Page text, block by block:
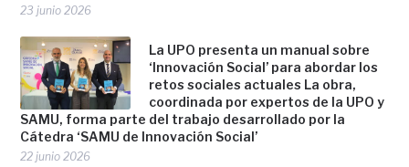
23 junio 2026
La UPO presenta un manual sobre
‘Innovación Social’ para abordar los
retos sociales actuales La obra,
coordinada por expertos de la UPO y
SAMU, forma parte del trabajo desarrollado por la
Cátedra ‘SAMU de Innovación Social’
22 junio 2026